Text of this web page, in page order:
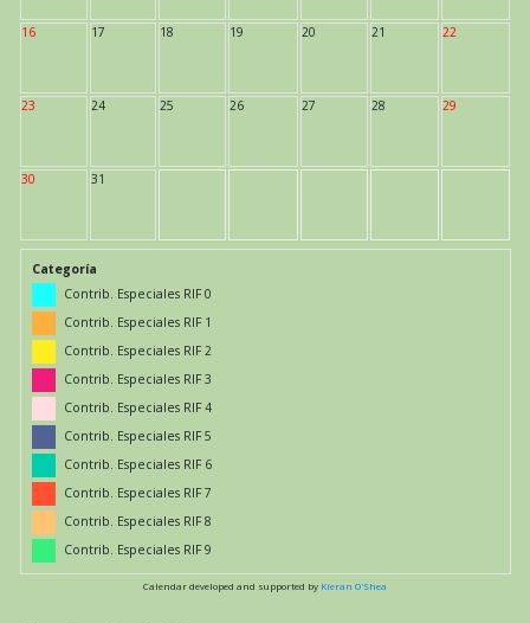
16 17 18 19 20 21 22
23 24 25 26 27 28 29
30 31
Categoría
Contrib. Especiales RIF 0
Contrib. Especiales RIF 1
Contrib. Especiales RIF 2
Contrib. Especiales RIF 3
Contrib. Especiales RIF 4
Contrib. Especiales RIF 5
Contrib. Especiales RIF 6
Contrib. Especiales RIF 7
Contrib. Especiales RIF 8
Contrib. Especiales RIF 9
Calendar developed and supported by Kieran O'Shea